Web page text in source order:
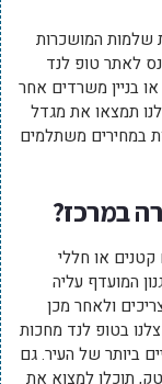
שלמות המושכרות
לאתר טופ לנד
או בניין משרדים אחר
תמצאו את מגדל
במחירים משתלמים
במרכז?
או חללי
המועדף עליה
ולאחר מכן
בטופ לנד מחכות
ביותר של העיר. גם
תוכלו למצוא את